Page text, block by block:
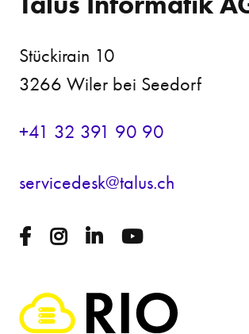
Stückirain 10
3266 Wiler bei Seedorf
+41 32 391 90 90
s rv c d sk t l s ch